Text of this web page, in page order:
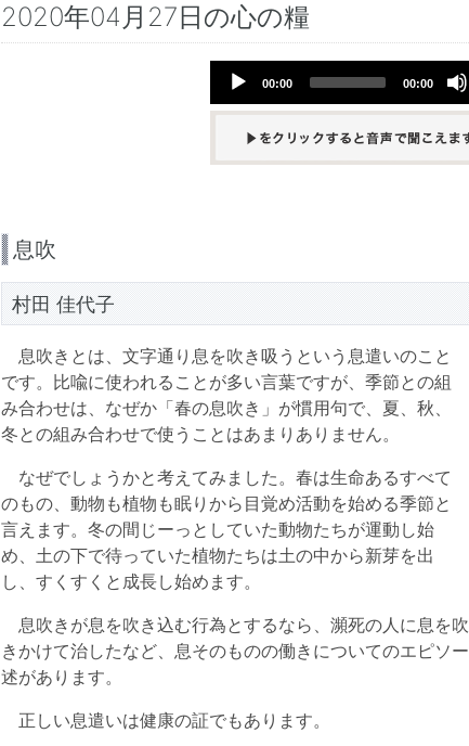
2020年04月27日の心の糧
Audio
00:00 00:00
息吹
村田 佳代子
息吹きとは、文字通り息を吹き吸うという息遣いのこと
です。比喩に使われることが多い言葉ですが、季節との組
み合わせは、なぜか「春の息吹き」が慣用句で、夏、秋、
冬との組み合わせで使うことはあまりありません。
なぜでしょうかと考えてみました。春は生命あるすべて
のもの、動物も植物も眠りから目覚め活動を始める季節と
言えます。冬の間じーっとしていた動物たちが運動し始
め、土の下で待っていた植物たちは土の中から新芽を出
し、すくすくと成長し始めます。
息吹きが息を吹き込む行為とするなら、瀕死の人に息を
きかけて治したなど、息そのものの働きについてのエピソ
述があります。
正しい息遣いは健康の証でもあります。